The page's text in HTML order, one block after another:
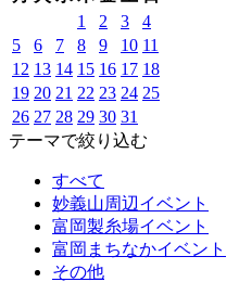
1
2 3
4
5
6 7 8 9 10 11
12 13 14 15 16 17 18
19 20 21 22 23 24 25
26 27 28 29 30 31
テーマで絞り込む
すべて
妙義山周辺イベント
富岡製糸場イベント
富岡まちなかイベント
その他